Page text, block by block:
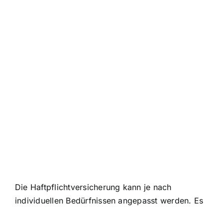
Die Haftpflichtversicherung kann je nach
individuellen Bedürfnissen angepasst werden. Es